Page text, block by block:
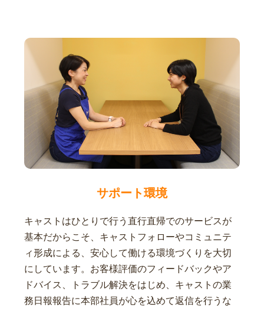
サポート環境
キャストはひとりで行う直行直帰でのサービスが
基本だからこそ、キャストフォローやコミュニテ
ィ形成による、安心して働ける環境づくりを大切
にしています。お客様評価のフィードバックやア
ドバイス、トラブル解決をはじめ、キャストの業
務日報報告に本部社員が心を込めて返信を行うな